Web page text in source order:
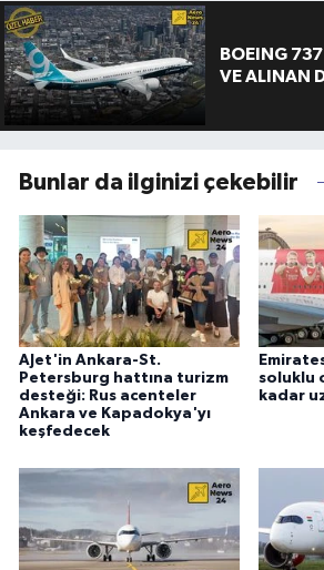
BOEING
VE ALINAN
Bunlar da ilginizi çekebilir
AJet'in Ankara-St.
Petersburg hattına turizm
desteği: Rus acenteler
Ankara ve Kapadokya'yı
keşfedecek
soluklu
kadar